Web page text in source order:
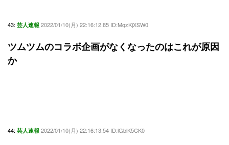
43: 芸人速報 2022/01/10(月) 22:16:12.85 ID:MqzKjXSW0
ツムツムのコラボ企画がなくなったのはこれが原因
か
44: 芸人速報 2022/01/10(月) 22:16:13.54 ID:lGblK5CK0